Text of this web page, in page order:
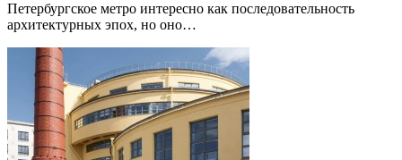
Петербургское метро интересно как последовательность
архитектурных эпох, но оно…